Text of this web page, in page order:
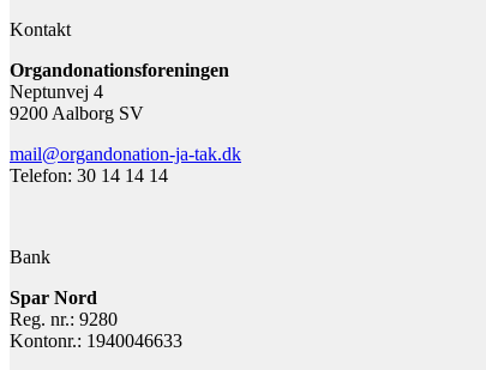
Kontakt
Organdonationsforeningen
Neptunvej 4
9200 Aalborg SV
mail@organdonation-ja-tak.dk
Telefon: 30 14 14 14
Bank
Spar Nord
Reg. nr.: 9280
Kontonr.: 1940046633